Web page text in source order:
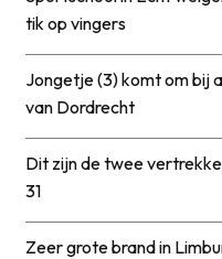
tik op vingers
Jongetje (3) komt om bij
van Dordrecht
Dit zijn de twee
31
Zeer grote brand in